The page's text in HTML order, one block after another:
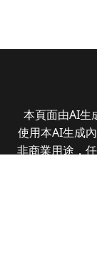
本頁面由AI生
使用本AI生成
非商業用途，